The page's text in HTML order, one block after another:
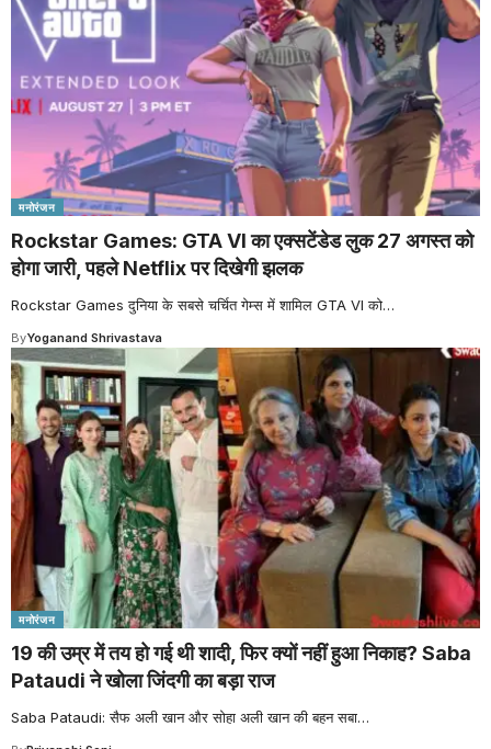
मनोरंजन
Rockstar Games: GTA VI का एक्सटेंडेड लुक 27 अगस्त को
होगा जारी, पहले Netflix पर दिखेगी झलक
Rockstar Games दुनिया के सबसे चर्चित गेम्स में शामिल GTA VI को…
ByYoganand Shrivastava
मनोरंजन
19 की उम्र में तय हो गई थी शादी, फिर क्यों नहीं हुआ निकाह? Saba
Pataudi ने खोला जिंदगी का बड़ा राज
Saba Pataudi: सैफ अली खान और सोहा अली खान की बहन सबा…